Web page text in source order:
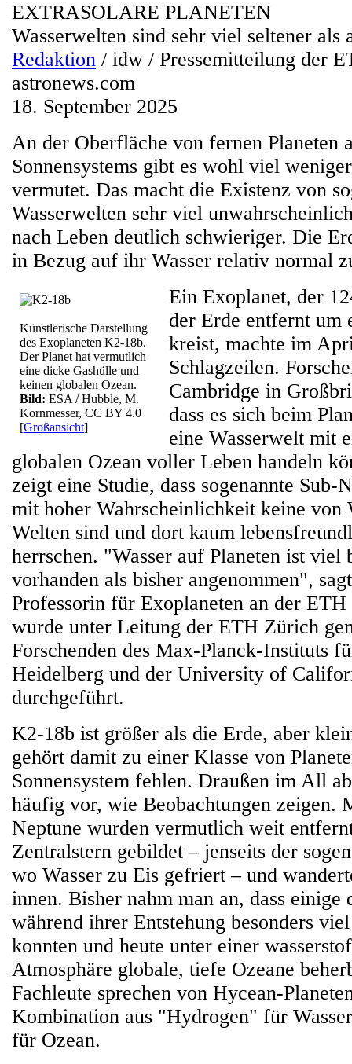
EXTRASOLARE PLANETEN
Wasserwelten sind sehr viel seltener als
Redaktion / idw / Pressemitteilung der
astronews.com
18. September 2025
An der Oberfläche von fernen Planeten
Sonnensystems gibt es wohl viel
vermutet. Das macht die Existenz von
Wasserwelten sehr viel
nach Leben deutlich schwieriger. Die
in Bezug auf ihr Wasser relativ normal
Künstlerische Darstellung
des Exoplaneten K2-18b.
Der Planet hat vermutlich
eine dicke Gashülle und
keinen globalen Ozean.
Bild: ESA / Hubble, M.
Kornmesser, CC BY 4.0
[Großansicht]
Ein Exoplanet, der
der Erde entfernt um
kreist, machte im
Schlagzeilen.
Cambridge in
dass es sich beim
eine Wasserwelt mit
globalen Ozean voller Leben handeln
zeigt eine Studie, dass sogenannte Sub-
mit hoher Wahrscheinlichkeit keine von
Welten sind und dort kaum
herrschen. "Wasser auf Planeten ist viel
vorhanden als bisher angenommen",
Professorin für Exoplaneten an der
wurde unter Leitung der ETH Zürich
Forschenden des Max-Planck-Instituts
Heidelberg und der University of
durchgeführt.
K2-18b ist größer als die Erde, aber
gehört damit zu einer Klasse von
Sonnensystem fehlen. Draußen im All
häufig vor, wie Beobachtungen zeigen.
Neptune wurden vermutlich weit
Zentralstern gebildet – jenseits der
wo Wasser zu Eis gefriert – und
innen. Bisher nahm man an, dass einige
während ihrer Entstehung besonders
konnten und heute unter einer
Atmosphäre globale, tiefe Ozeane
Fachleute sprechen von Hycean-
Kombination aus "Hydrogen" für
für Ozean.